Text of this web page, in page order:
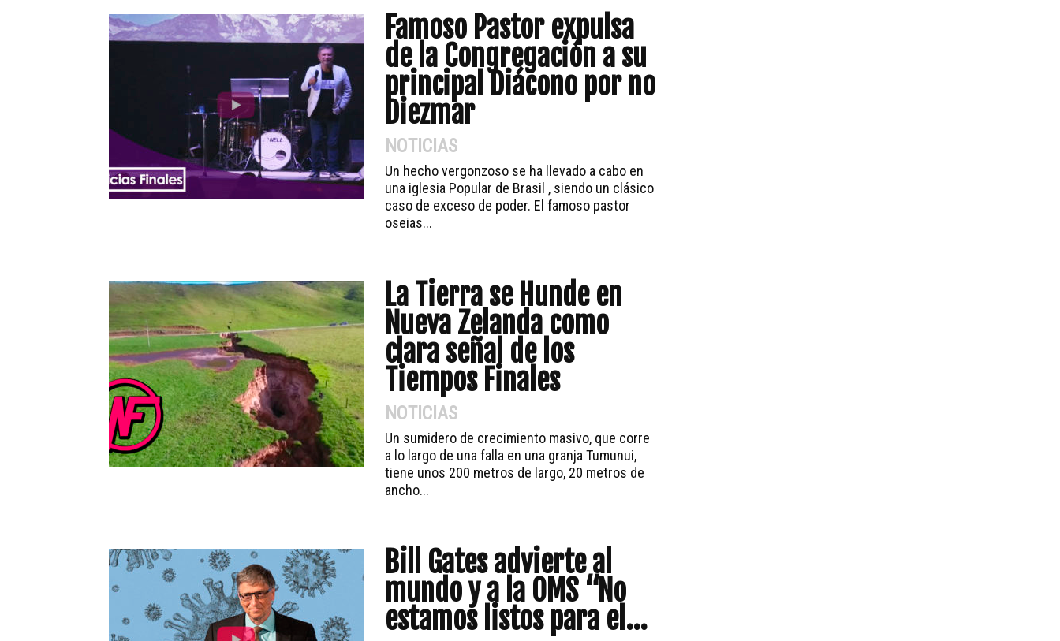
Famoso Pastor expulsa
de la Congregación a su
principal Diácono por no
Diezmar
NOTICIAS
Un hecho vergonzoso se ha llevado a cabo en
una iglesia Popular de Brasil , siendo un clásico
caso de exceso de poder. El famoso pastor
oseias...
La Tierra se Hunde en
Nueva Zelanda como
clara señal de los
Tiempos Finales
NOTICIAS
Un sumidero de crecimiento masivo, que corre
a lo largo de una falla en una granja Tumunui,
tiene unos 200 metros de largo, 20 metros de
ancho...
Bill Gates advierte al
mundo y a la OMS “No
estamos listos para el...